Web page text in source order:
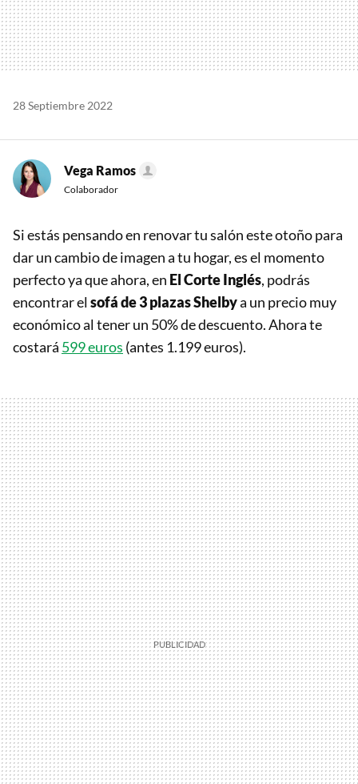
28 Septiembre 2022
Vega Ramos
Colaborador
Si estás pensando en renovar tu salón este otoño para
dar un cambio de imagen a tu hogar, es el momento
perfecto ya que ahora, en El Corte Inglés, podrás
encontrar el sofá de 3 plazas Shelbya un precio muy
económico al tener un 50% de descuento. Ahora te
costará 599 euros (antes 1.199 euros).